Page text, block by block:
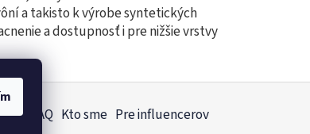
a takisto k výrobe syntetických
a dostupnosť i pre nižšie vrstvy
FAQ Kto sme Pre influencerov